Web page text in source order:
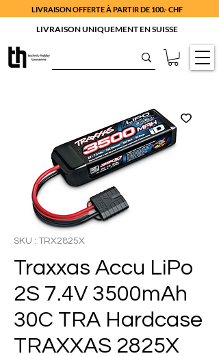
LIVRAISON OFFERTE À PARTIR DE 100.- CHF
LIVRAISON UNIQUEMENT EN SUISSE
SKU : TRX2825X
Traxxas Accu LiPo
2S 7.4V 3500mAh
30C TRA Hardcase
TRAXXAS 2825X